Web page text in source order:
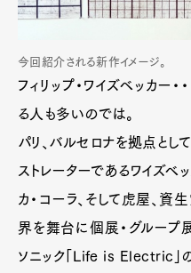
今回紹介される新作イメージ。
フィリップ・ワイズベッカー
る人も多いのでは。
パリ、バルセロナを拠点とし
ストレーターであるワイズベ
カ・コーラ、そして虎屋、
界を舞台に個展・グループ
ソニック「Life is Electric」